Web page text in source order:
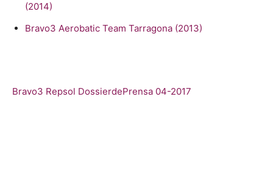
(2014)
Bravo3 Aerobatic Team Tarragona (2013)
Bravo3 Repsol DossierdePrensa 04-2017